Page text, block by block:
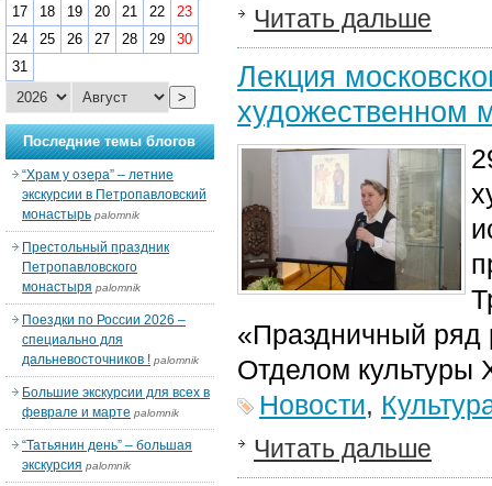
Читать дальше
Лекция
художественном
«Праздничный ряд
Отделом культуры
Новости,
Читать дальше
17
18 19 20 21 22
23
24
25 26 27 28 29
30
31
>
Последние темы блогов
“Храм у озера” – летние
экскурсии в Петропавловский
монастырь palomnik
Престольный праздник
Петропавловского
монастыря palomnik
Поездки по России 2026 –
специально для
дальневосточников ! palomnik
Большие экскурсии для всех в
феврале и марте palomnik
“Татьянин день” – большая
экскурсия palomnik